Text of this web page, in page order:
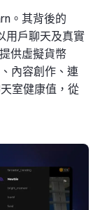
。其背後的
用戶聊天及真實
供虛擬貨幣
內容創作、連
室健康值，從